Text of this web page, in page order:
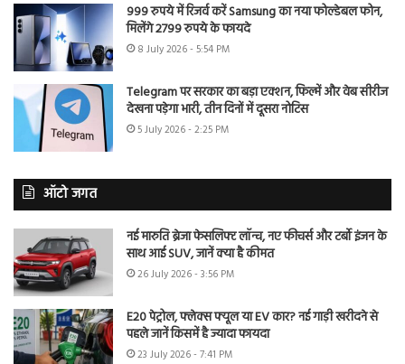
999 रुपये में रिजर्व करें Samsung का नया फोल्डेबल फोन,
मिलेंगे 2799 रुपये के फायदे
8 July 2026 - 5:54 PM
Telegram पर सरकार का बड़ा एक्शन, फिल्में और वेब सीरीज
देखना पड़ेगा भारी, तीन दिनों में दूसरा नोटिस
5 July 2026 - 2:25 PM
ऑटो जगत
नई मारुति ब्रेजा फेसलिफ्ट लॉन्च, नए फीचर्स और टर्बो इंजन के
साथ आई SUV, जानें क्या है कीमत
26 July 2026 - 3:56 PM
E20 पेट्रोल, फ्लेक्स फ्यूल या EV कार? नई गाड़ी खरीदने से
पहले जानें किसमें है ज्यादा फायदा
23 July 2026 - 7:41 PM